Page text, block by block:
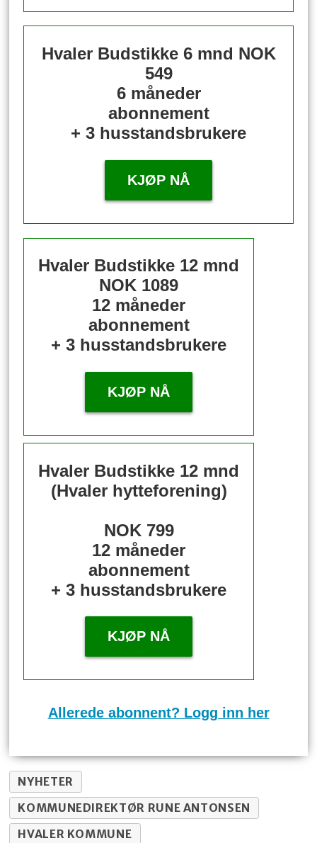
Hvaler Budstikke 6 mnd NOK
549
6 måneder
abonnement
+ 3 husstandsbrukere
KJØP NÅ
Hvaler Budstikke 12 mnd
NOK 1089
12 måneder
abonnement
+ 3 husstandsbrukere
KJØP NÅ
Hvaler Budstikke 12 mnd
(Hvaler hytteforening)
NOK 799
12 måneder
abonnement
+ 3 husstandsbrukere
KJØP NÅ
Allerede abonnent? Logg inn her
NYHETER
KOMMUNEDIREKTØR RUNE ANTONSEN
HVALER KOMMUNE